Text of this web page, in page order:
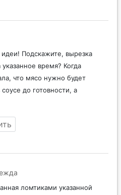
идеи! Подскажите, вырезка
указанное время? Когда
что мясо нужно будет
до готовности, а
ломтиками указанной